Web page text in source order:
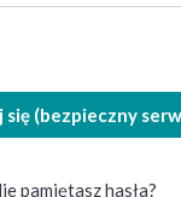
się (bezpieczny
pamiętasz hasła?